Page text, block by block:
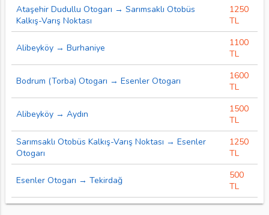
Ataşehir Dudullu Otogarı → Sarımsaklı Otobüs
Kalkış-Varış Noktası
1250
TL
Alibeyköy → Burhaniye
1100
TL
Bodrum (Torba) Otogarı → Esenler Otogarı
1600
TL
Alibeyköy → Aydın
1500
TL
Sarımsaklı Otobüs Kalkış-Varış Noktası → Esenler
Otogarı
1250
TL
Esenler Otogarı → Tekirdağ
500
TL